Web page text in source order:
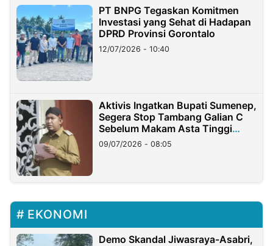
PT BNPG Tegaskan Komitmen
Investasi yang Sehat di Hadapan
DPRD Provinsi Gorontalo
12/07/2026 - 10:40
Aktivis Ingatkan Bupati Sumenep,
Segera Stop Tambang Galian C
Sebelum Makam Asta Tinggi
Longsor
09/07/2026 - 08:05
EKONOMI
Demo Skandal Jiwasraya-Asabri,